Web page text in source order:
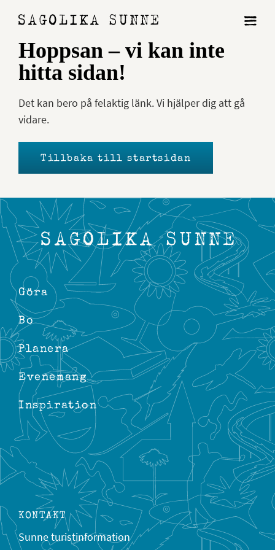
Hoppsan – vi kan inte
hitta sidan!
Det kan bero på felaktig länk. Vi hjälper dig att gå
vidare.
Tillbaka till startsidan
Göra
Bo
Planera
Evenemang
Inspiration
KONTAKT
Sunne turistinformation